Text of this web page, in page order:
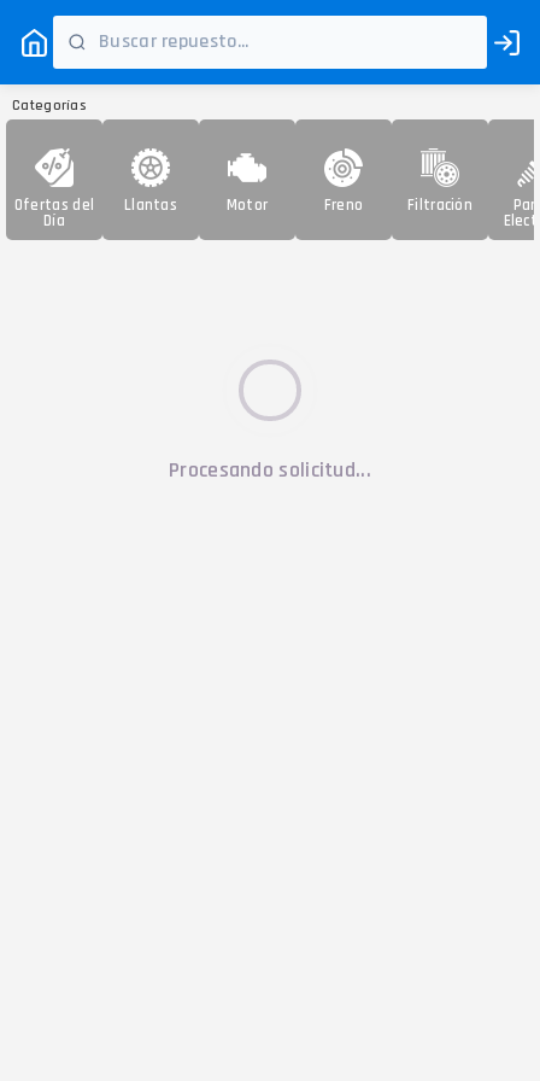
Categorías
Ofertas del
Día
Llantas Motor Freno Filtración
Procesando solicitud...